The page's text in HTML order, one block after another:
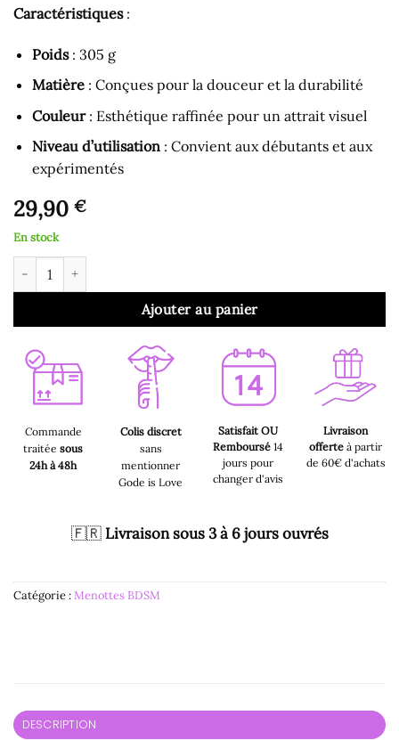
Caractéristiques:
Poids: 305 g
Matière: Conçues pour la douceur et la durabilité
Couleur: Esthétique raffinée pour un attrait visuel
Niveau d’utilisation: Convient aux débutants et aux
expérimentés
29,90 €
En stock
quantité de Menottes de Soumission pour Poignets
Ajouter au panier
Commande
traitée sous
24h à 48h
Colis discret
sans
mentionner
Gode is Love
Satisfait OU
Remboursé14
jours pour
changer d'avis
Livraison
offerte à partir
de 60€ d'achats
🇫🇷 Livraison sous 3 à 6 jours ouvrés
Catégorie :Menottes BDSM
DESCRIPTION